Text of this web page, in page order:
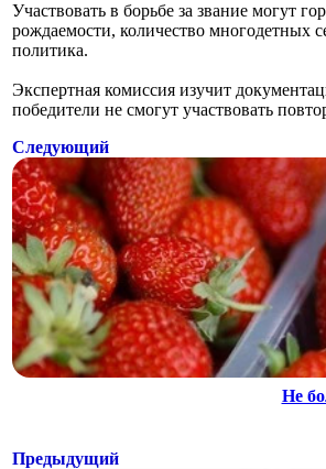
Участвовать в борьбе за звание могут
рождаемости, количество многодетных
политика.
Экспертная комиссия изучит
победители не смогут участвовать
Следующий
Не
Предыдущий